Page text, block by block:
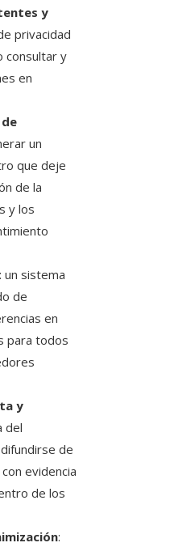
y
privacidad
consultar y
en
un
que deje
de la
y los
: un sistema
de
en
para todos
y
del
de
evidencia
de los
: